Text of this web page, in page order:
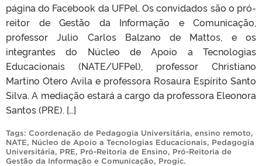
página do Facebook da UFPel. Os convidados são o pró-
reitor de Gestão da Informação e Comunicação,
professor Julio Carlos Balzano de Mattos, e os
integrantes do Núcleo de Apoio a Tecnologias
Educacionais (NATE/UFPel), professor Christiano
Martino Otero Avila e professora Rosaura Espírito Santo
Silva. A mediação estará a cargo da professora Eleonora
Santos (PRE). […]
Tags: Coordenação de Pedagogia Universitária, ensino remoto,
NATE, Núcleo de Apoio a Tecnologias Educacionais, Pedagogia
Universitária, PRE, Pró-Reitoria de Ensino, Pró-Reitoria de
Gestão da Informação e Comunicação, Progic.